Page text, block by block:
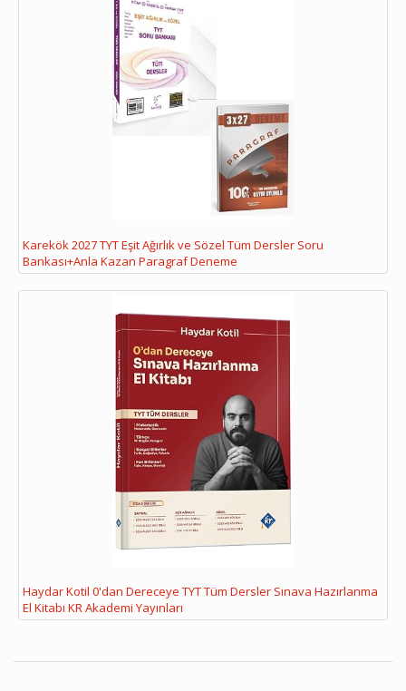
Karekök 2027 TYT Eşit Ağırlık ve Sözel Tüm Dersler Soru
Bankası+Anla Kazan Paragraf Deneme
Haydar Kotil 0'dan Dereceye TYT Tüm Dersler Sınava Hazırlanma
El Kitabı KR Akademi Yayınları